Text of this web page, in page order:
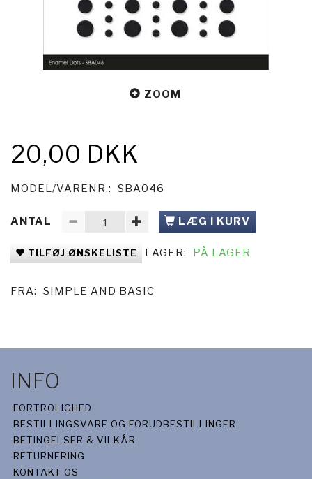
ZOOM
20,00 DKK
MODEL/VARENR.: SBA046
ANTAL LÆG I KURV
TILFØJ ØNSKELISTE LAGER: PÅ LAGER
FRA: SIMPLE AND BASIC
INFO
FORTROLIGHED
BESTILLINGSVARE OG FORUDBESTILLINGER
BETINGELSER & VILKÅR
RETURNERING
KONTAKT OS